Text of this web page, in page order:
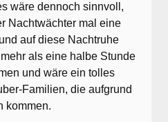
wäre dennoch sinnvoll,
Nachtwächter mal eine
auf diese Nachtruhe
als eine halbe Stunde
und wäre ein tolles
Familien, die aufgrund
kommen.